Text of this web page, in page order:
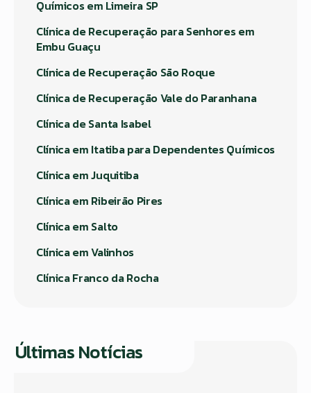
Químicos em Limeira SP
Clínica de Recuperação para Senhores em
Embu Guaçu
Clínica de Recuperação São Roque
Clínica de Recuperação Vale do Paranhana
Clínica de Santa Isabel
Clínica em Itatiba para Dependentes Químicos
Clínica em Juquitiba
Clínica em Ribeirão Pires
Clínica em Salto
Clínica em Valinhos
Clínica Franco da Rocha
Últimas Notícias